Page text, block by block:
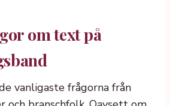
om text på
vanligaste frågorna från